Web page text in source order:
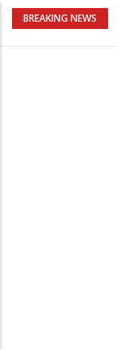
BREAKING NEWS